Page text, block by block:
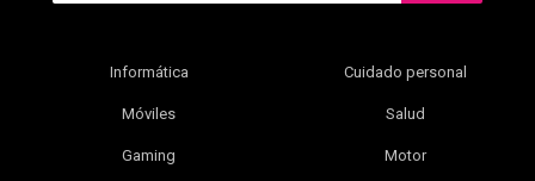
Informática
Móviles
Gaming
Cuidado personal
Salud
Motor